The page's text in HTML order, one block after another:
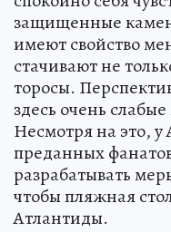
защищенные
имеют свойство
стачивают не
торосы.
здесь очень
Несмотря на это,
преданных
разрабатывать
чтобы пляжная
Атлантиды.